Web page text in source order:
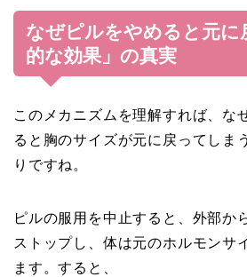
なぜピルをやめると元に
的な効果」の真実
このメカニズムを理解すれば、な
ると胸のサイズが元に戻ってしま
りですね。
ピルの服用を中止すると、外部か
ストップし、体は元のホルモンサ
ます。すると、